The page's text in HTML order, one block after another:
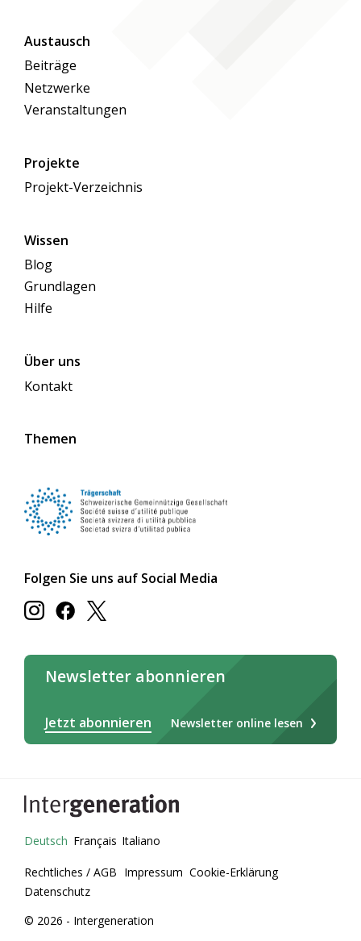
Austausch
Beiträge
Netzwerke
Veranstaltungen
Projekte
Projekt-Verzeichnis
Wissen
Blog
Grundlagen
Hilfe
Über uns
Kontakt
Themen
Folgen Sie uns auf Social Media
Newsletter abonnieren
Jetzt abonnieren Newsletter online lesen
© 2026 - Intergeneration
Rechtliches / AGB Impressum Cookie-Erklärung
Datenschutz
Deutsch Français Italiano